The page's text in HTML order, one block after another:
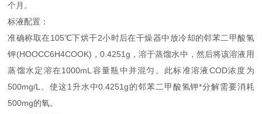
个月。
标液配置：
准确称取在105℃下烘干2小时后在干燥器中放冷却的邻苯二甲酸氢
钾(HOOCC6H4COOK)，0.4251g，溶于蒸馏水中，然后将该溶液用
蒸馏水定溶在1000mL容量瓶中并混匀。此标准溶液COD浓度为
500mg/L。使这1升水中0.4251g的邻苯二甲酸氢钾*分解需要消耗
500mg的氧。